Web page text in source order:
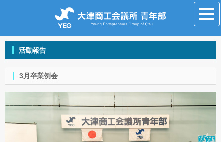
活動報告
3月卒業例会